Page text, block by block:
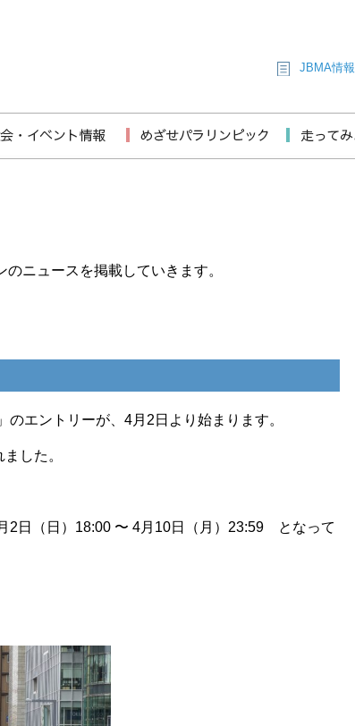
JBMA情報
ニュースを掲載していきます。
エントリーが、4月2日より始まります。
した。
2日（日）18:00 〜 4月10日（月）23:59 となって